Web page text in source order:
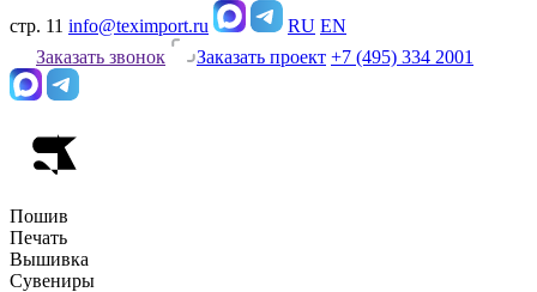
стр. 11 info@teximport.ru RU EN
Заказать звонок
Заказать проект +7 (495) 334 2001
Пошив
Печать
Вышивка
Сувениры